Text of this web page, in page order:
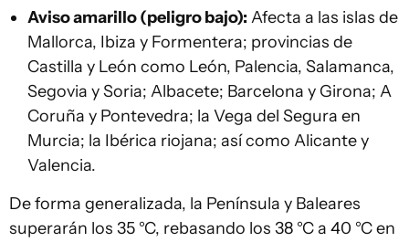
Aviso amarillo (peligro bajo): Afecta a las islas de
Mallorca, Ibiza y Formentera; provincias de
Castilla y León como León, Palencia, Salamanca,
Segovia y Soria; Albacete; Barcelona y Girona; A
Coruña y Pontevedra; la Vega del Segura en
Murcia; la Ibérica riojana; así como Alicante y
Valencia.
De forma generalizada, la Península y Baleares
superarán los 35 °C, rebasando los 38 °C a 40 °C en